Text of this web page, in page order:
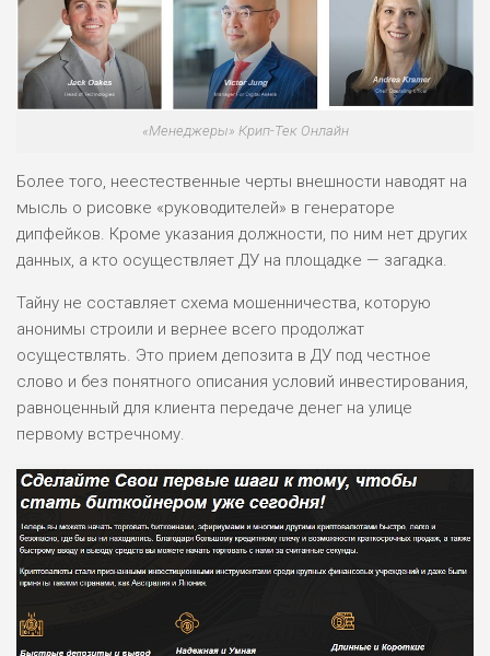
РИСКИ: НИЗКИЕ
ДОХОД: ВЫСОКИЙ
БЮДЖЕТ: ВЫСОКИЙ
ОБЗОР
ДОХОД: ВЫСОКИЙ
БЮДЖЕТ: НИЗКИЙ
ОБЗОР
ПОДОЙДЕТ
ВСЕМ
РИСКИ: НИЗКИЕ
ДОХОД: НИЗКИЙ
БЮДЖЕТ: НИЗКИЙ
ОБЗОР
ПОДОЙДЕТ
ВСЕМ
РИСКИ: НИЗКИЕ
ДОХОД: СРЕДНИЙ
БЮДЖЕТ: НИЗКИЙ
ОБЗОР
«Менеджеры» Крип-Тек Онлайн
Более того, неестественные черты внешности наводят на
мысль о рисовке «руководителей» в генераторе
дипфейков. Кроме указания должности, по ним нет других
данных, а кто осуществляет ДУ на площадке — загадка.
Тайну не составляет схема мошенничества, которую
анонимы строили и вернее всего продолжат
осуществлять. Это прием депозита в ДУ под честное
слово и без понятного описания условий инвестирования,
равноценный для клиента передаче денег на улице
первому встречному.